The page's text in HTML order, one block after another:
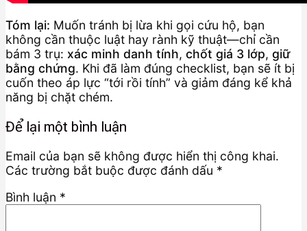
Tóm lại: Muốn tránh bị lừa khi gọi cứu hộ, bạn
không cần thuộc luật hay rành kỹ thuật—chỉ cần
bám 3 trụ: xác minh danh tính, chốt giá 3 lớp, giữ
bằng chứng. Khi đã làm đúng checklist, bạn sẽ ít bị
cuốn theo áp lực “tới rồi tính” và giảm đáng kể khả
năng bị chặt chém.
Để lại một bình luận
Email của bạn sẽ không được hiển thị công khai.
Các trường bắt buộc được đánh dấu *
Bình luận *